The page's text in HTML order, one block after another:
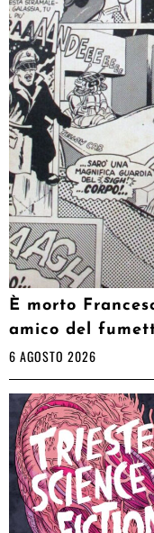
È morto
amico del
6 AGOSTO 2026